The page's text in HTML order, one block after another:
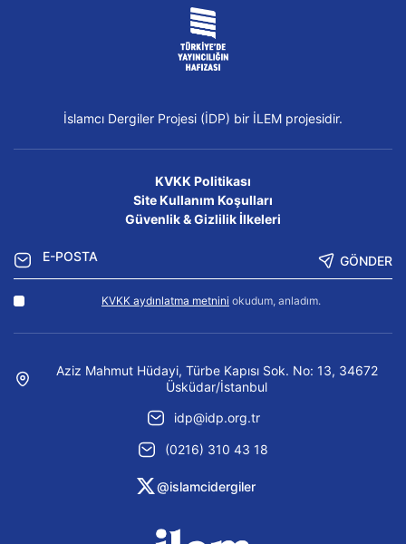
İslamcı Dergiler Projesi (İDP) bir İLEM projesidir.
KVKK Politikası
Site Kullanım Koşulları
Güvenlik & Gizlilik İlkeleri
GÖNDER
KVKK aydınlatma metnini okudum, anladım.
Aziz Mahmut Hüdayi, Türbe Kapısı Sok. No: 13, 34672
Üsküdar/İstanbul
idp@idp.org.tr
(0216) 310 43 18
@islamcidergiler